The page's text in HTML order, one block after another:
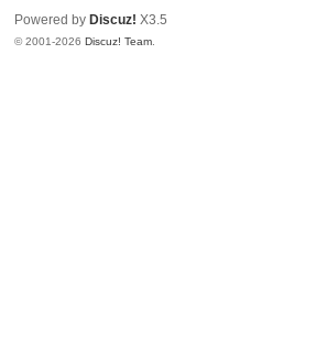
Powered by Discuz! X3.5
© 2001-2026Discuz! Team